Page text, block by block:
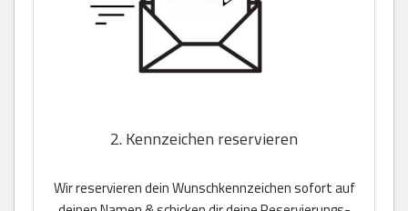
2. Kennzeichen reservieren
Wir reservieren dein Wunschkennzeichen sofort auf